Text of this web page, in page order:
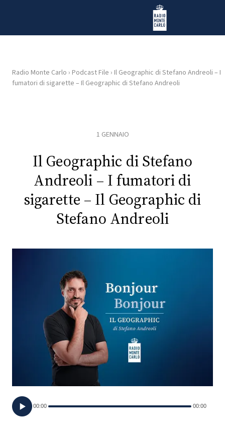
Radio Monte Carlo
HOME
RADIO
PLAYLIST
FOTO
CONCORSI
VIDEO
PRINCIPATO
DI
MONACO
Radio Monte Carlo › Podcast File › Il Geographic di Stefano Andreoli – I
fumatori di sigarette – Il Geographic di Stefano Andreoli
1 GENNAIO
Il Geographic di Stefano
Andreoli – I fumatori di
sigarette – Il Geographic di
Stefano Andreoli
00:00 00:00